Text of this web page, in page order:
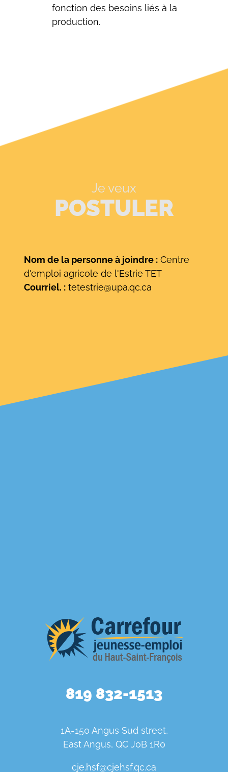
fonction des besoins liés à la
production.
Je veux
POSTULER
Nom de la personne à joindre :Centre
d'emploi agricole de l'Estrie TET
Courriel. : tetestrie@upa.qc.ca
819 832-1513
1A-150 Angus Sud street,
East Angus, QC J0B 1R0
cje.hsf@cjehsf.qc.ca